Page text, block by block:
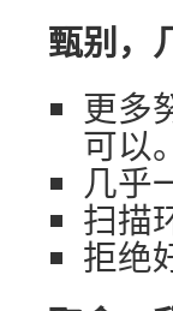
甄别，
更多
可以。
几乎
扫描
拒绝